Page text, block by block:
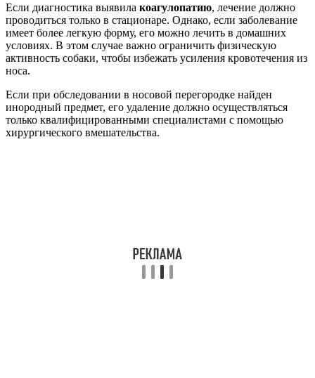
Если диагностика выявила коагулопатию, лечение должно
проводиться только в стационаре. Однако, если заболевание
имеет более легкую форму, его можно лечить в домашних
условиях. В этом случае важно ограничить физическую
активность собаки, чтобы избежать усиления кровотечения из
носа.
Если при обследовании в носовой перегородке найден
инородный предмет, его удаление должно осуществляться
только квалифицированными специалистами с помощью
хирургического вмешательства.